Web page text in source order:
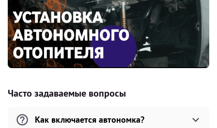
Часто задаваемые вопросы
Как включается автономка?